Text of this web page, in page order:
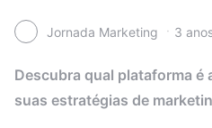
Jornada Marketing 3
Descubra qual plataforma é
suas estratégias de